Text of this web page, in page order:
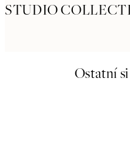
STUDIO
Ostatní